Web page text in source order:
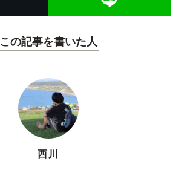
この記事を書いた人
西川